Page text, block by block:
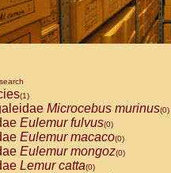
(1)
Microcebus murinus(0)
Eulemur fulvus(0)
Eulemur macaco(0)
Eulemur mongoz(0)
Lemur catta(0)